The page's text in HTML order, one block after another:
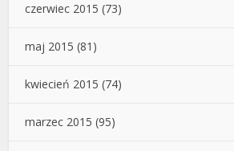
czerwiec 2015 (73)
maj 2015 (81)
kwiecień 2015 (74)
marzec 2015 (95)